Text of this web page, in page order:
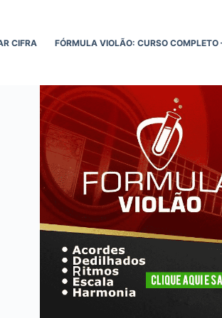
CIFRA FÓRMULA VIOLÃO: CURSO COMPLETO